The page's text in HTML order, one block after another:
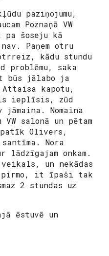
paziņojumu,
Poznaņā VW
šoseju kā
Paņem otru
kādu stundu
problēmu, saka
būs jālabo ja
kapotu,
ieplīsis, zūd
Nomaina
VW salonā un pētam
patīk Olivers,
Nora
lādzīgajam onkam.
un nekādas
pirmo, it īpaši tak
2 stundas uz
ēstuvē un